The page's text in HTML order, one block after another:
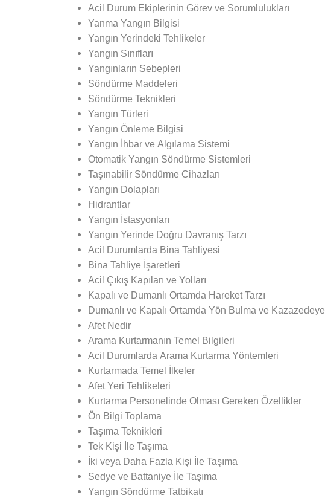
Acil Durum Ekiplerinin Görev ve Sorumlulukları
Yanma Yangın Bilgisi
Yangın Yerindeki Tehlikeler
Yangın Sınıfları
Yangınların Sebepleri
Söndürme Maddeleri
Söndürme Teknikleri
Yangın Türleri
Yangın Önleme Bilgisi
Yangın İhbar ve Algılama Sistemi
Otomatik Yangın Söndürme Sistemleri
Taşınabilir Söndürme Cihazları
Yangın Dolapları
Hidrantlar
Yangın İstasyonları
Yangın Yerinde Doğru Davranış Tarzı
Acil Durumlarda Bina Tahliyesi
Bina Tahliye İşaretleri
Acil Çıkış Kapıları ve Yolları
Kapalı ve Dumanlı Ortamda Hareket Tarzı
Dumanlı ve Kapalı Ortamda Yön Bulma ve
Afet Nedir
Arama Kurtarmanın Temel Bilgileri
Acil Durumlarda Arama Kurtarma Yöntemleri
Kurtarmada Temel İlkeler
Afet Yeri Tehlikeleri
Kurtarma Personelinde Olması Gereken Özellikler
Ön Bilgi Toplama
Taşıma Teknikleri
Tek Kişi İle Taşıma
İki veya Daha Fazla Kişi İle Taşıma
Sedye ve Battaniye İle Taşıma
Yangın Söndürme Tatbikatı